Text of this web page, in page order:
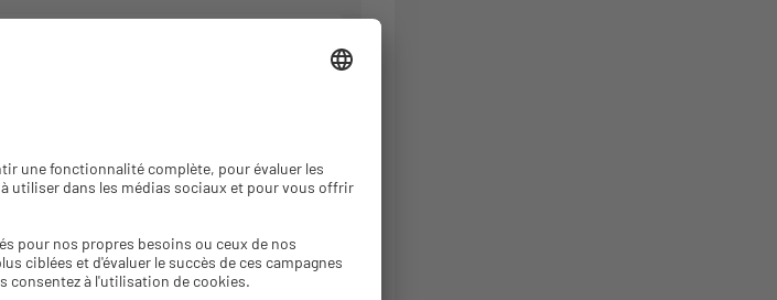
informations sur les prix